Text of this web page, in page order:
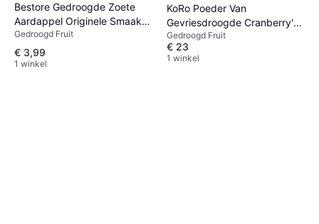
Bestore Gedroogde Zoete
Aardappel Originele Smaak
500g
Gedroogd Fruit
€ 3,99
1 winkel
KoRo Poeder Van
Gevriesdroogde Cranberry's
250 G
Gedroogd Fruit
€ 23
1 winkel